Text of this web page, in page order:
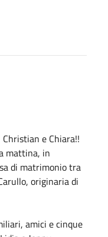
e Chiara!!
mattina, in
di matrimonio tra
originaria di
amici e cinque